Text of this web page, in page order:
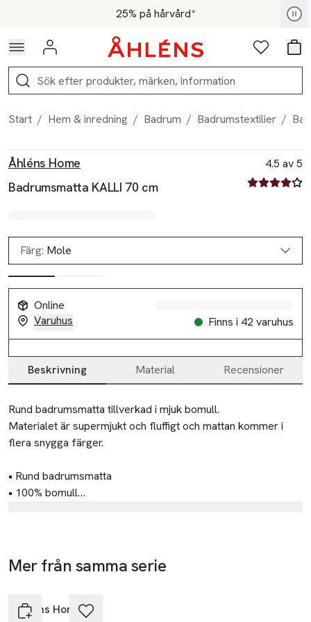
Hoppa till navigationsmenyn25% på hårvård*
För medlemmar - Shoppa nu
Logga in Favoriter
Sök
Start / Hem & inredning / Badrum / Badrumstextilier /
Åhléns Home
Badrumsmatta KALLI 70 cm
4.5 av 5
4.5 av fem
Färg: Mole
Online
Varuhus
Finns i 42 varuhus
Beskrivning Material Recensioner
Beskrivning
Rund badrumsmatta tillverkad i mjuk bomull.
Materialet är supermjukt och fluffigt och mattan kommer i
flera snygga färger.
• Rund badrumsmatta
• 100% bomull
Dalagatan 100
113 43 Stockholm
info.hk@ahlens.se
Mer från samma serie
Åhléns Home